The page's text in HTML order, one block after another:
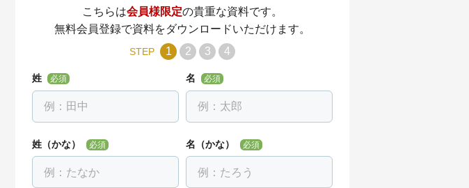
こちらは会員様限定の貴重な資料です。
無料会員登録で資料をダウンロードいただけます。
STEP 1 2 3 4
姓 必須 名 必須
姓（かな） 必須 名（かな） 必須